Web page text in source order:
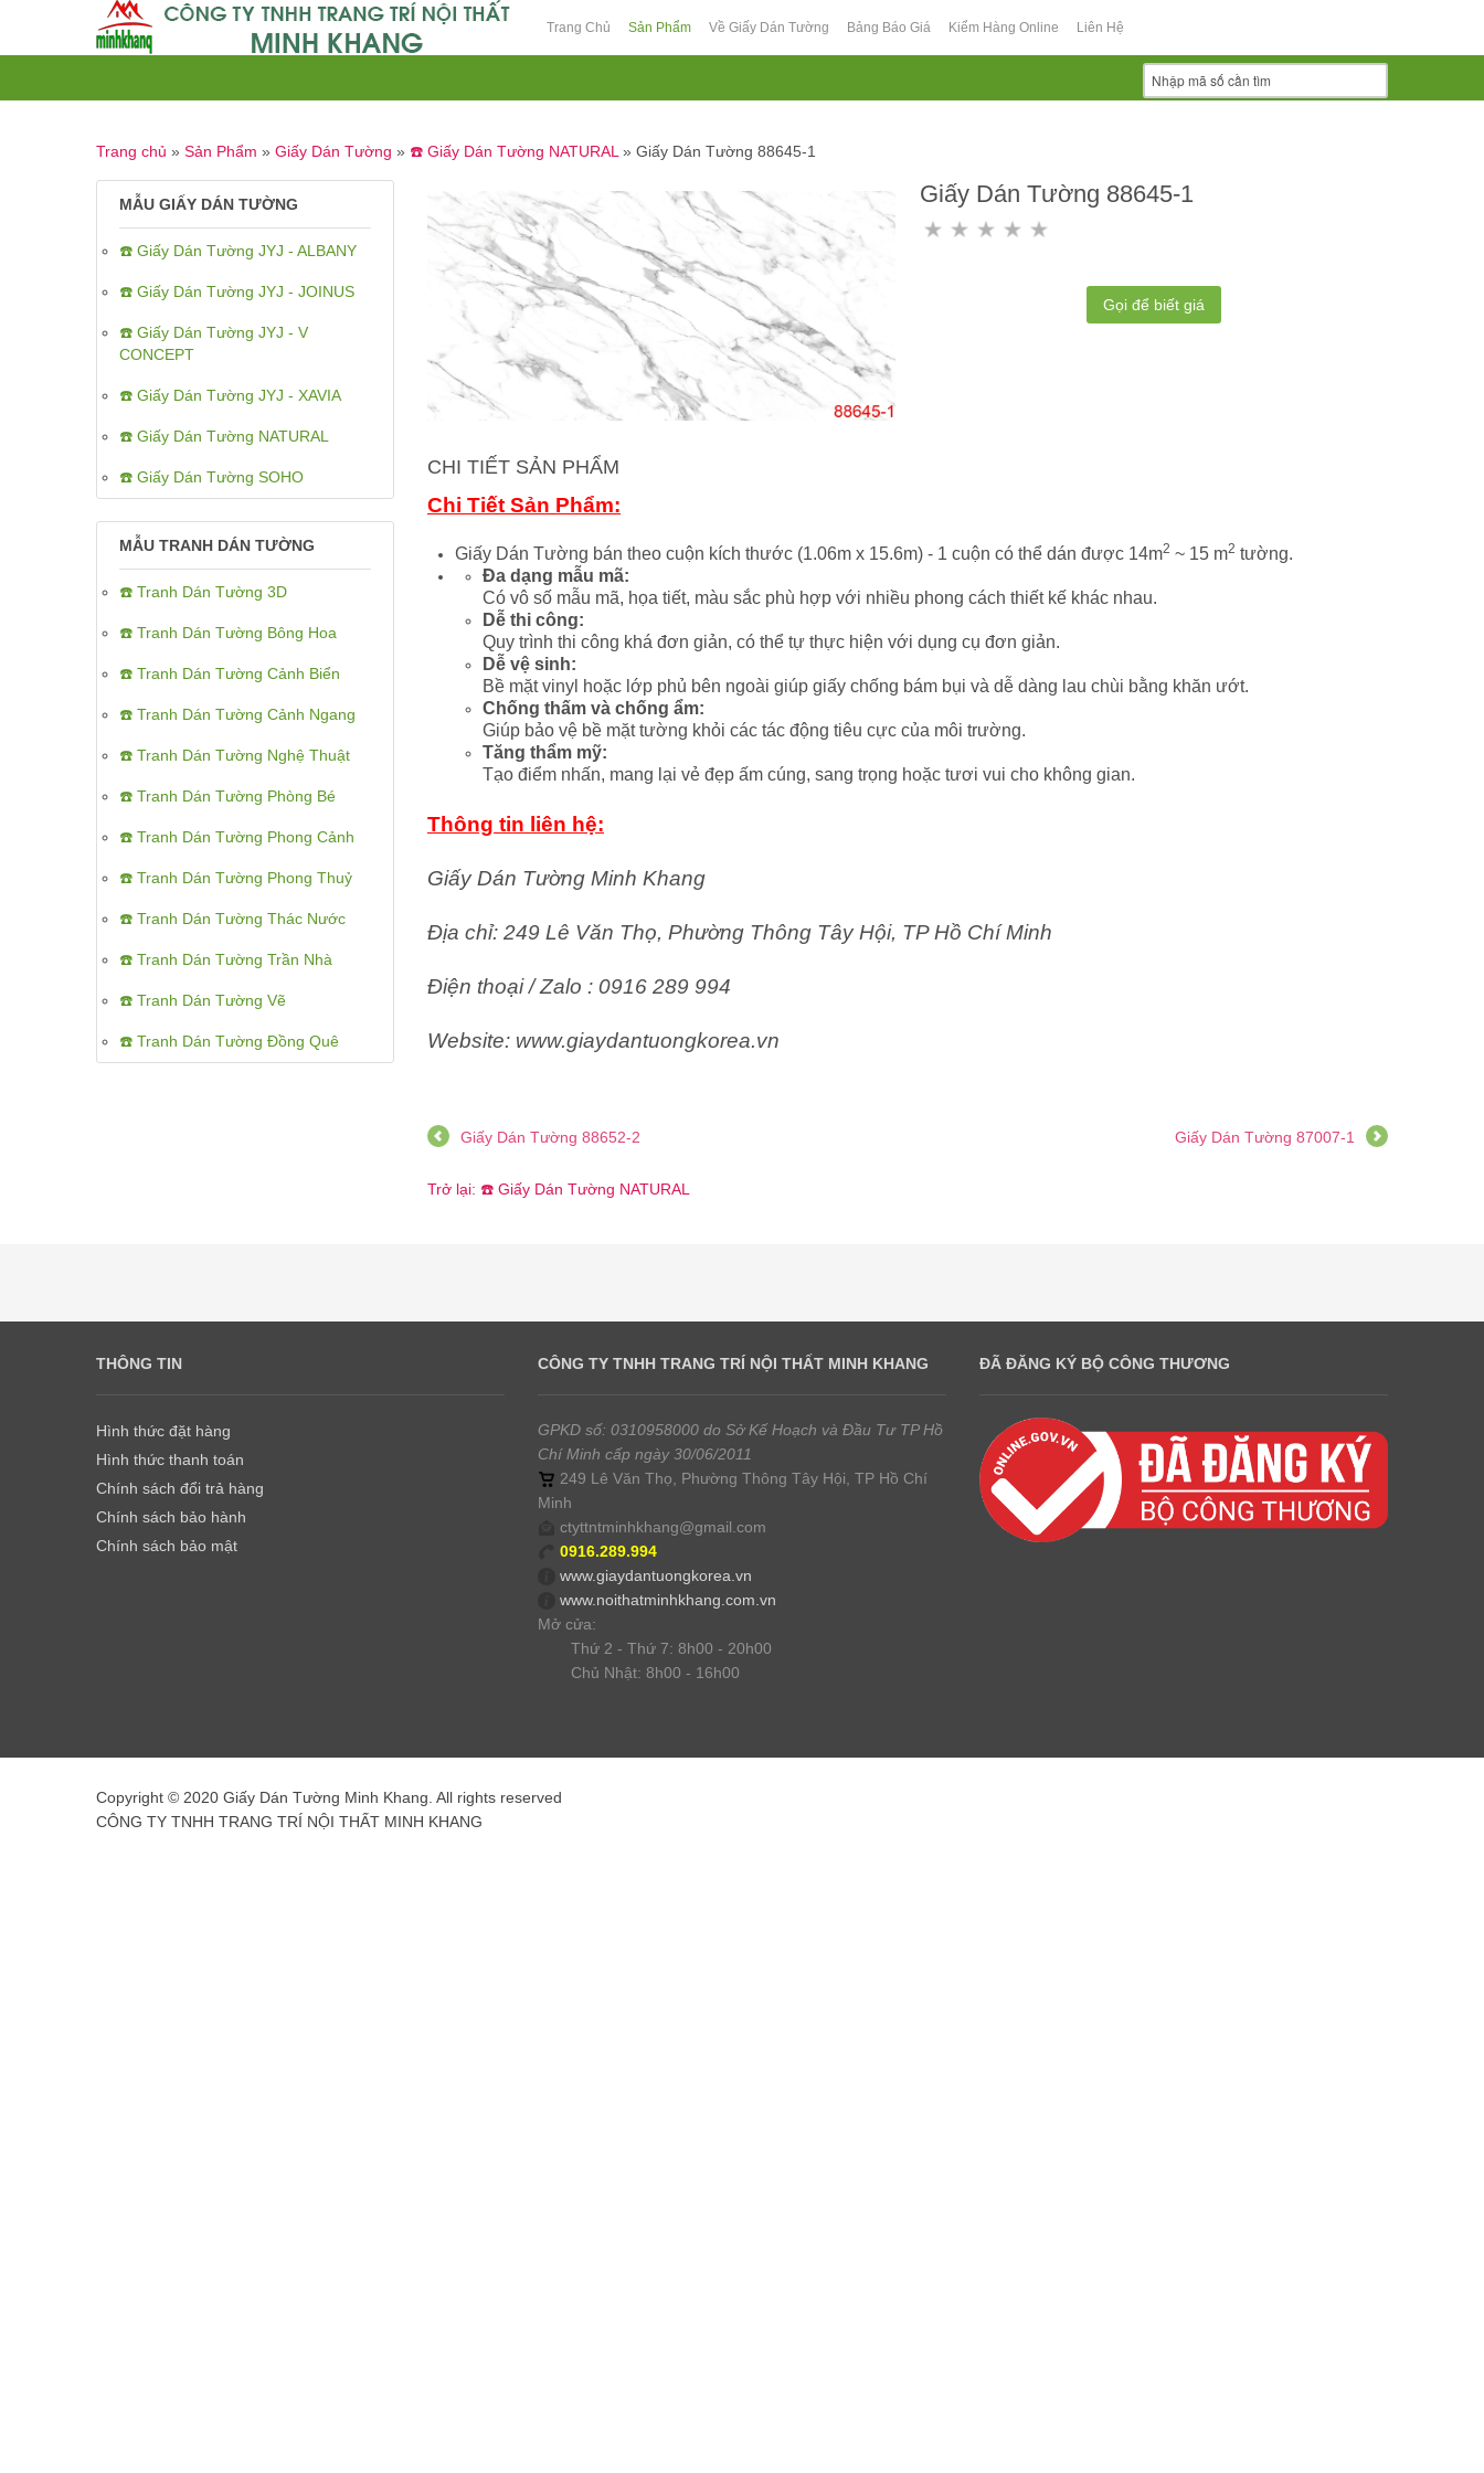
Trang Chủ Sản Phẩm Về Giấy Dán Tường Bảng Báo Giá Kiểm Hàng Online Liên Hệ
Trang chủ » Sản Phẩm » Giấy Dán Tường » ☎️ Giấy Dán Tường NATURAL » Giấy Dán Tường 88645-1
MẪU GIẤY DÁN TƯỜNG
☎️ Giấy Dán Tường JYJ - ALBANY
☎️ Giấy Dán Tường JYJ - JOINUS
☎️ Giấy Dán Tường JYJ - V
CONCEPT
☎️ Giấy Dán Tường JYJ - XAVIA
☎️ Giấy Dán Tường NATURAL
☎️ Giấy Dán Tường SOHO
MẪU TRANH DÁN TƯỜNG
☎️ Tranh Dán Tường 3D
☎️ Tranh Dán Tường Bông Hoa
☎️ Tranh Dán Tường Cảnh Biển
☎️ Tranh Dán Tường Cảnh Ngang
☎️ Tranh Dán Tường Nghệ Thuật
☎️ Tranh Dán Tường Phòng Bé
☎️ Tranh Dán Tường Phong Cảnh
☎️ Tranh Dán Tường Phong Thuỷ
☎️ Tranh Dán Tường Thác Nước
☎️ Tranh Dán Tường Trần Nhà
☎️ Tranh Dán Tường Vẽ
☎️ Tranh Dán Tường Đồng Quê
Giấy Dán Tường 88645-1
Gọi để biết giá
CHI TIẾT SẢN PHẨM
Chi Tiết Sản Phẩm:
Giấy Dán Tường bán theo cuộn kích thước (1.06m x 15.6m) - 1 cuộn có thể dán được 14m2 ~ 15 m2 tường.
Đa dạng mẫu mã:
Có vô số mẫu mã, họa tiết, màu sắc phù hợp với nhiều phong cách thiết kế khác nhau.
Dễ thi công:
Quy trình thi công khá đơn giản, có thể tự thực hiện với dụng cụ đơn giản.
Dễ vệ sinh:
Bề mặt vinyl hoặc lớp phủ bên ngoài giúp giấy chống bám bụi và dễ dàng lau chùi bằng khăn ướt.
Chống thấm và chống ẩm:
Giúp bảo vệ bề mặt tường khỏi các tác động tiêu cực của môi trường.
Tăng thẩm mỹ:
Tạo điểm nhấn, mang lại vẻ đẹp ấm cúng, sang trọng hoặc tươi vui cho không gian.
Thông tin liên hệ:
Giấy Dán Tường Minh Khang
Địa chỉ: 249 Lê Văn Thọ, Phường Thông Tây Hội, TP Hồ Chí Minh
Điện thoại / Zalo : 0916 289 994
Website: www.giaydantuongkorea.vn
Giấy Dán Tường 87007-1
Giấy Dán Tường 88652-2
Trở lại: ☎️ Giấy Dán Tường NATURAL
THÔNG TIN
Hình thức đặt hàng
Hình thức thanh toán
Chính sách đổi trả hàng
Chính sách bảo hành
Chính sách bảo mật
CÔNG TY TNHH TRANG TRÍ NỘI THẤT MINH KHANG
GPKD số: 0310958000 do Sở Kế Hoạch và Đầu Tư TP Hồ
Chí Minh cấp ngày 30/06/2011
249 Lê Văn Thọ, Phường Thông Tây Hội, TP Hồ Chí
Minh
ctyttntminhkhang@gmail.com
0916.289.994
www.giaydantuongkorea.vn
www.noithatminhkhang.com.vn
Mở cửa:
Thứ 2 - Thứ 7: 8h00 - 20h00
Chủ Nhật: 8h00 - 16h00
ĐÃ ĐĂNG KÝ BỘ CÔNG THƯƠNG
Copyright © 2020 Giấy Dán Tường Minh Khang. All rights reserved
CÔNG TY TNHH TRANG TRÍ NỘI THẤT MINH KHANG